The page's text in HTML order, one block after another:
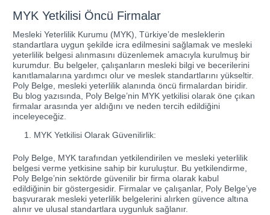
MYK Yetkilisi Öncü Firmalar
Mesleki Yeterlilik Kurumu (MYK), Türkiye’de mesleklerin
standartlara uygun şekilde icra edilmesini sağlamak ve mesleki
yeterlilik belgesi alınmasını düzenlemek amacıyla kurulmuş bir
kurumdur. Bu belgeler, çalışanların mesleki bilgi ve becerilerini
kanıtlamalarına yardımcı olur ve meslek standartlarını yükseltir.
Poly Belge, mesleki yeterlilik alanında öncü firmalardan biridir.
Bu blog yazısında, Poly Belge’nin MYK yetkilisi olarak öne çıkan
firmalar arasında yer aldığını ve neden tercih edildiğini
inceleyeceğiz.
MYK Yetkilisi Olarak Güvenilirlik:
Poly Belge, MYK tarafından yetkilendirilen ve mesleki yeterlilik
belgesi verme yetkisine sahip bir kuruluştur. Bu yetkilendirme,
Poly Belge’nin sektörde güvenilir bir firma olarak kabul
edildiğinin bir göstergesidir. Firmalar ve çalışanlar, Poly Belge’ye
başvurarak mesleki yeterlilik belgelerini alırken güvence altına
alınır ve ulusal standartlara uygunluk sağlanır.